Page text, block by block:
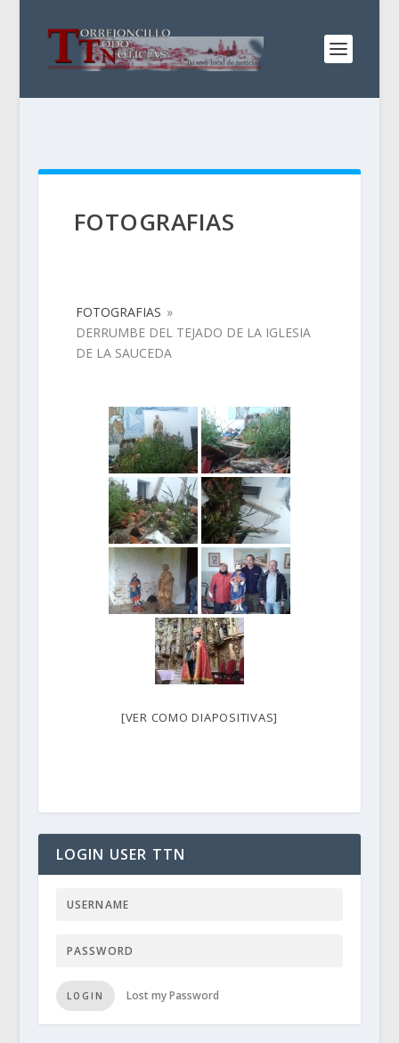
FOTOGRAFIAS
FOTOGRAFIAS »
DERRUMBE DEL TEJADO DE LA IGLESIA
DE LA SAUCEDA
[VER COMO DIAPOSITIVAS]
LOGIN USER TTN
LOGIN Lost my Password